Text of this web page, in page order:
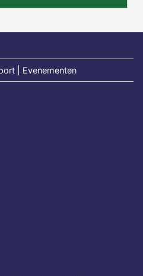
| Evenementen